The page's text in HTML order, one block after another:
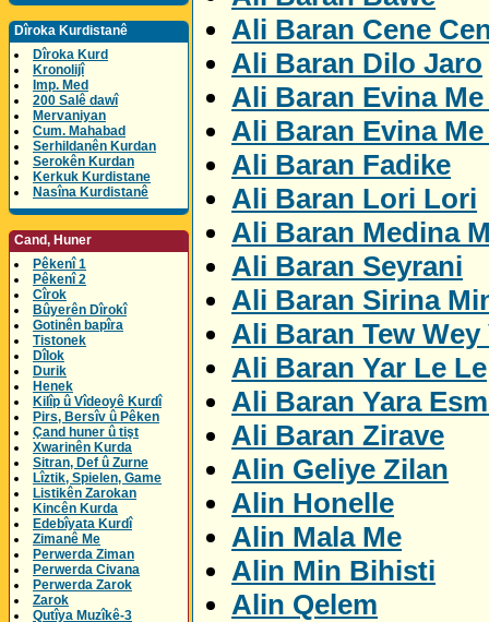
Dîroka Kurdistanê
Dîroka Kurd
Kronolijî
Imp. Med
200 Salê dawî
Mervaniyan
Cum. Mahabad
Serhildanên Kurdan
Serokên Kurdan
Kerkuk Kurdistane
Nasîna Kurdistanê
Cand, Huner
Pêkenî 1
Pêkenî 2
Cîrok
Bûyerên Dîrokî
Gotinên bapîra
Tistonek
Dîlok
Durik
Henek
Kilîp û Vîdeoyê Kurdî
Pirs, Bersîv û Pêken
Çand huner û tişt
Xwarinên Kurda
Sitran, Def û Zurne
Lîztik, Spielen, Game
Listikên Zarokan
Kincên Kurda
Edebîyata Kurdî
Zimanê Me
Perwerda Ziman
Perwerda Civana
Perwerda Zarok
Zarok
Qutîya Muzîkê-3
Ali Baran Cene
Ali Baran Dilo Jaro
Ali Baran Evina
Ali Baran Evina Me
Ali Baran Fadike
Ali Baran Lori Lori
Ali Baran Medina
Ali Baran Seyrani
Ali Baran Sirina
Ali Baran Tew Wey
Ali Baran Yar Le Le
Ali Baran Yara
Ali Baran Zirave
Alin Geliye Zilan
Alin Honelle
Alin Mala Me
Alin Min Bihisti
Alin Qelem